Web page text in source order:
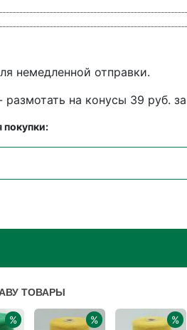
немедленной отправки.
размотать на конусы 39 руб.
покупки:
ТОВАРЫ
% % %